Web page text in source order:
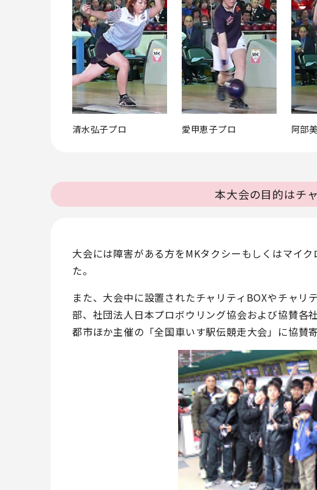
清水弘子プロ 愛甲恵子プロ 阿部
本大会の目的はチ
大会には障害がある方をMKタクシーもしくはマイ
た。
また、大会中に設置されたチャリティBOXやチャリ
部、社団法人日本プロボウリング協会および協賛各
都市ほか主催の「全国車いす駅伝競走大会」に協賛